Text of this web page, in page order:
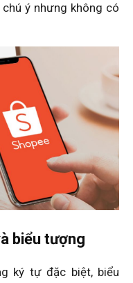
ý nhưng không có
biểu tượng
ký tự đặc biệt, biểu